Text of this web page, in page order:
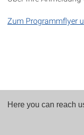
Zum Programmflyer
Here you can reach